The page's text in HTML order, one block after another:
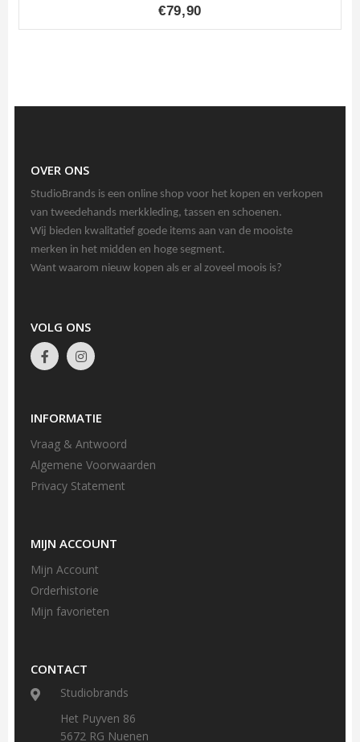
€79,90
OVER ONS
StudioBrands is een online shop voor het kopen en verkopen
van tweedehands merkkleding, tassen en schoenen.
Wij bieden kwalitatief goede items aan van de mooiste
merken in het midden en hoge segment.
Want waarom nieuw kopen als er al zoveel moois is?
VOLG ONS
INFORMATIE
Vraag & Antwoord
Algemene Voorwaarden
Privacy Statement
MIJN ACCOUNT
Mijn Account
Orderhistorie
Mijn favorieten
CONTACT
Studiobrands
Het Puyven 86
5672 RG Nuenen